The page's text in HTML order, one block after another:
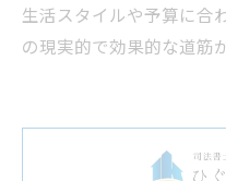
生活スタイルや予算に合
の現実的で効果的な道筋